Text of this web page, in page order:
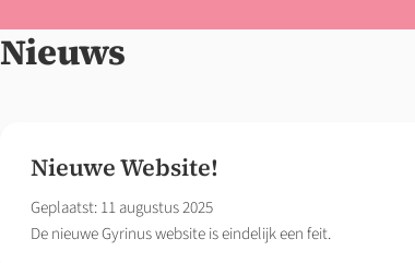
Nieuws
Nieuwe Website!
Geplaatst: 11 augustus 2025
De nieuwe Gyrinus website is eindelijk een feit.